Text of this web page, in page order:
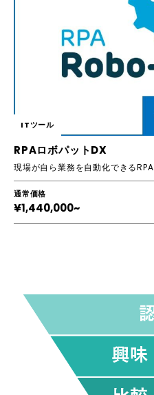
ITツール
RPAロボパットDX
現場が自ら業務を自動化できるRPA
通常価格
¥1,440,000~